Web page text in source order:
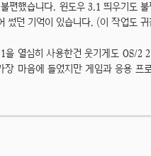
편했습니다. 윈도우 3.1 띄우기도
썼던 기억이 있습니다. (이 작업도
을 열심히 사용한건 웃기게도 OS/2
장 마음에 들었지만 게임과 응용 프